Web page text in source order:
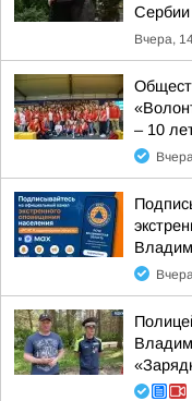
Сербии
Вчера,
– 10